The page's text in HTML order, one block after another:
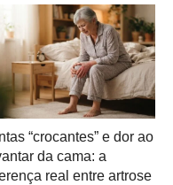
“crocantes” e dor ao
da cama: a
real entre artrose